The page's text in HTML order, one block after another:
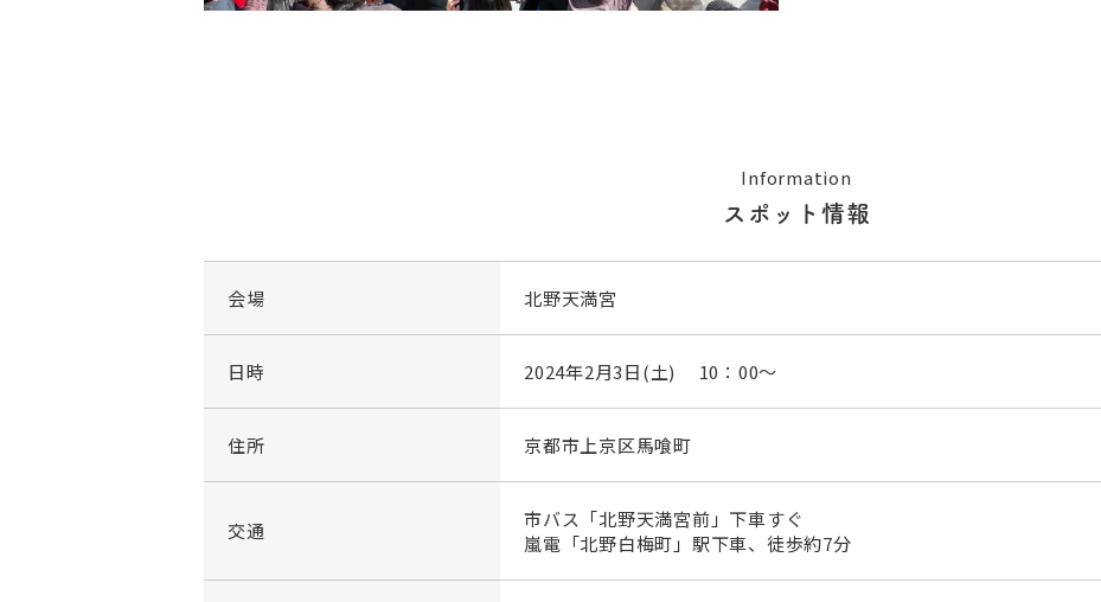
Information
スポット情報
会場 北野天満宮
日時 2024年2月3日(土) 10：00～
住所 京都市上京区馬喰町
交通
市バス「北野天満宮前」下車すぐ
嵐電「北野白梅町」駅下車、徒歩約7分